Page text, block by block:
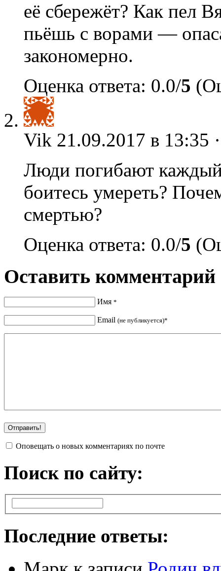
её сбережёт? Как пел
пьёшь с ворами —
закономерно.
Оценка ответа: 0.0/5
Vik 21.09.2017 в 13:35
Люди погибают
боитесь умереть?
смертью?
Оценка ответа: 0.0/5
Оставить комментарий
Имя *
Email (не публикуется)*
Оповещать о новых комментариях по почте
Поиск по сайту:
Последние ответы: